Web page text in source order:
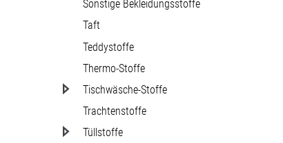
Sonstige Bekleidungsstoffe
Taft
Teddystoffe
Thermo-Stoffe
Tischwäsche-Stoffe
Trachtenstoffe
Tüllstoffe